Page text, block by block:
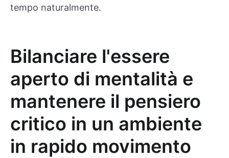
tempo naturalmente.
Bilanciare l'essere
aperto di mentalità e
mantenere il pensiero
critico in un ambiente
in rapido movimento